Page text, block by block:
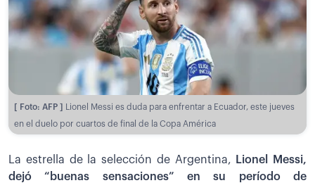
[ Foto: AFP ]
Lionel Messi es duda para enfrentar a Ecuador, este jueves
en el duelo por cuartos de final de la Copa América
La estrella de la selección de Argentina,
Lionel Messi,
dejó “buenas sensaciones” en su período de